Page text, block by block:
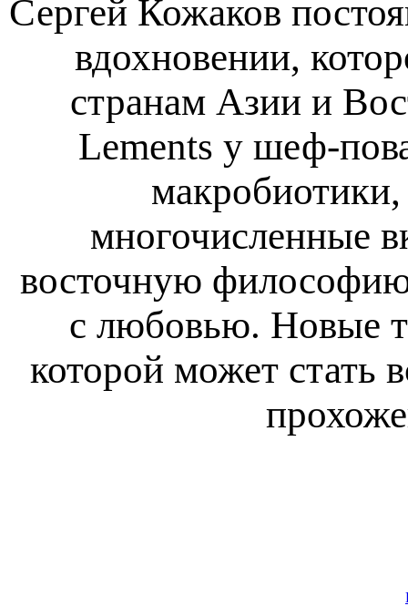
Сергей Кожаков
вдохновении,
странам Азии и
Lements у шеф-
многочисленные
восточную
с любовью. Новые
которой может стать